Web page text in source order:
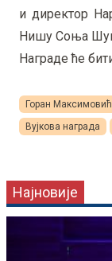
и директор
Нишу Соња
Награде ће
Горан Максимовић
Вујкова награда
Најновије